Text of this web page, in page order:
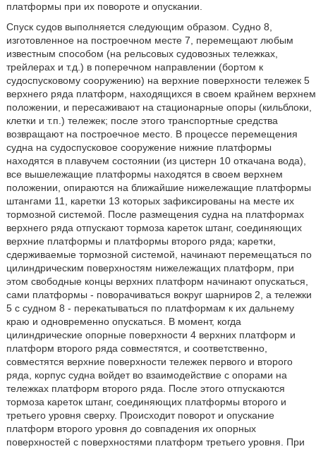
платформы при их повороте и опускании.
Спуск судов выполняется следующим образом. Судно 8,
изготовленное на построечном месте 7, перемещают любым
известным способом (на рельсовых судовозных тележках,
трейлерах и т.д.) в поперечном направлении (бортом к
судоспусковому сооружению) на верхние поверхности тележек 5
верхнего ряда платформ, находящихся в своем крайнем верхнем
положении, и пересаживают на стационарные опоры (кильблоки,
клетки и т.п.) тележек; после этого транспортные средства
возвращают на построечное место. В процессе перемещения
судна на судоспусковое сооружение нижние платформы
находятся в плавучем состоянии (из цистерн 10 откачана вода),
все вышележащие платформы находятся в своем верхнем
положении, опираются на ближайшие нижележащие платформы
штангами 11, каретки 13 которых зафиксированы на месте их
тормозной системой. После размещения судна на платформах
верхнего ряда отпускают тормоза кареток штанг, соединяющих
верхние платформы и платформы второго ряда; каретки,
сдерживаемые тормозной системой, начинают перемещаться по
цилиндрическим поверхностям нижележащих платформ, при
этом свободные концы верхних платформ начинают опускаться,
сами платформы - поворачиваться вокруг шарниров 2, а тележки
5 с судном 8 - перекатываться по платформам к их дальнему
краю и одновременно опускаться. В момент, когда
цилиндрические опорные поверхности 4 верхних платформ и
платформ второго ряда совместятся, и соответственно,
совместятся верхние поверхности тележек первого и второго
ряда, корпус судна войдет во взаимодействие с опорами на
тележках платформ второго ряда. После этого отпускаются
тормоза кареток штанг, соединяющих платформы второго и
третьего уровня сверху. Происходит поворот и опускание
платформ второго уровня до совпадения их опорных
поверхностей с поверхностями платформ третьего уровня. При